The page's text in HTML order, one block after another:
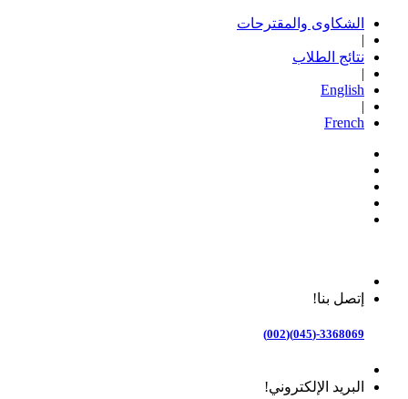
الشكاوى والمقترحات
|
نتائج الطلاب
|
English
|
French
إتصل بنا!
3368069-(045)(002)
البريد الإلكتروني!